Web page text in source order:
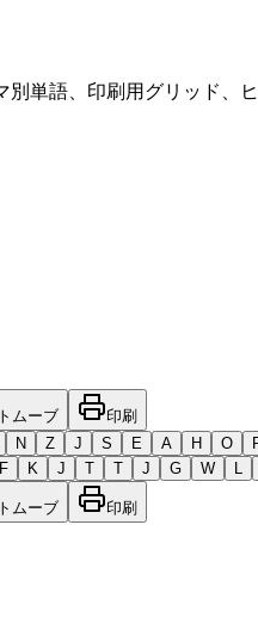
単語、印刷用グリッド、
ムーブ
印刷
N Z J S E A H O
F K J T T J G W L
ムーブ 印刷